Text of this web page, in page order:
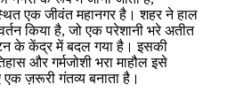
एक जीवंत महानगर है। शहर ने हाल
किया है, जो एक परेशानी भरे अतीत
के केंद्र में बदल गया है। इसकी
और गर्मजोशी भरा माहौल इसे
एक ज़रूरी गंतव्य बनाता है।